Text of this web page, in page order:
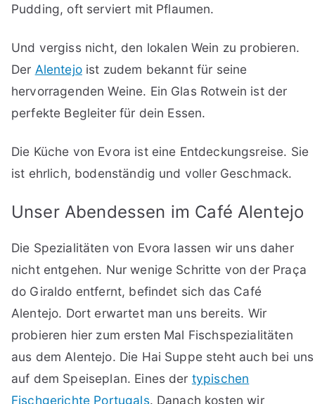
Pudding, oft serviert mit Pflaumen.
Und vergiss nicht, den lokalen Wein zu probieren.
Der Alentejoist zudem bekannt für seine
hervorragenden Weine. Ein Glas Rotwein ist der
perfekte Begleiter für dein Essen.
Die Küche von Evora ist eine Entdeckungsreise. Sie
ist ehrlich, bodenständig und voller Geschmack.
Unser Abendessen im Café Alentejo
Die Spezialitäten von Evora lassen wir uns daher
nicht entgehen. Nur wenige Schritte von der Praça
do Giraldo entfernt, befindet sich das Café
Alentejo. Dort erwartet man uns bereits. Wir
probieren hier zum ersten Mal Fischspezialitäten
aus dem Alentejo. Die Hai Suppe steht auch bei uns
auf dem Speiseplan. Eines der typischen
Fischgerichte Portugals. Danach kosten wir